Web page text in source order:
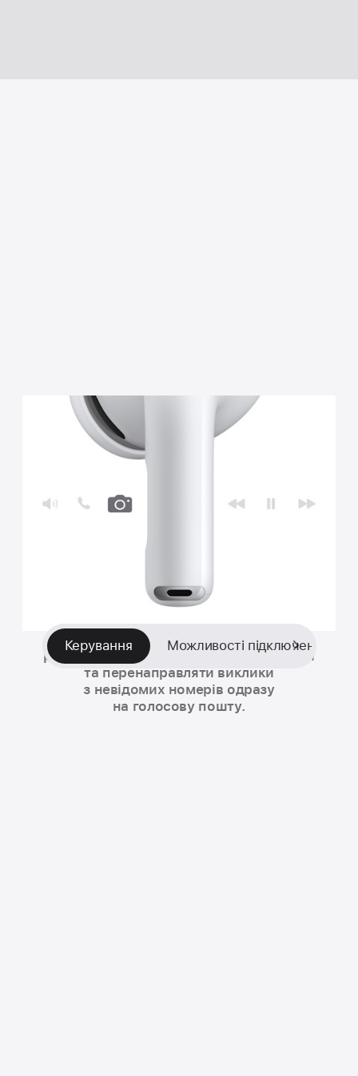
Керування Можливості підключення
Просте сенсорне керування дає змогу
регулювати гучність, перемикати треки
та перенаправляти виклики
з невідомих номерів одразу
на голосову пошту.